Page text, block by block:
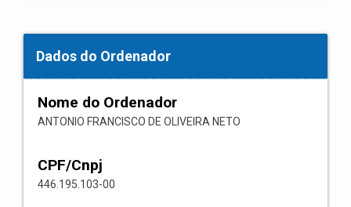
Dados do Ordenador
Nome do Ordenador
ANTONIO FRANCISCO DE OLIVEIRA NETO
CPF/Cnpj
446.195.103-00